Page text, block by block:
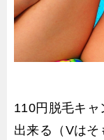
110円脱毛キ
出来る（Vはそ